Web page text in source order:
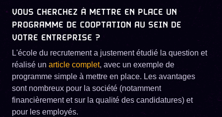
VOUS CHERCHEZ À METTRE EN PLACE UN
PROGRAMME DE COOPTATION AU SEIN DE
VOTRE ENTREPRISE ?
L'école du recrutement a justement étudié la question et
réalisé un article complet, avec un exemple de
programme simple à mettre en place. Les avantages
sont nombreux pour la société (notamment
financièrement et sur la qualité des candidatures) et
pour les employés.